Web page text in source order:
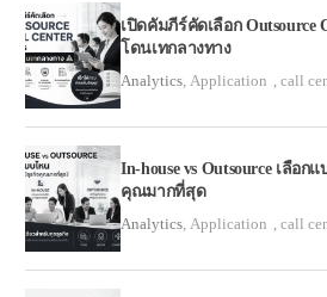
เปิดคัมภีร์คัดเลือก Outsource
โดนเทกลางทาง
Analytics Application ,call
In-house vs Outsource เลือ
คุณมากที่สุด
Analytics Application ,call